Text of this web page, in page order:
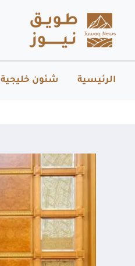
الرئيسية شئون خليجية